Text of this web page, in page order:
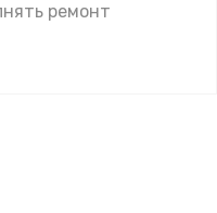
ремонт